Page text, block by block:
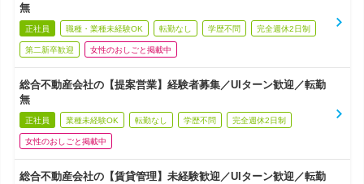
無
正社員 職種・業種未経験OK 転勤なし 学歴不問 完全週休2日制
第二新卒歓迎 女性のおしごと掲載中
総合不動産会社の【提案営業】経験者募集／UIターン歓迎／転勤
無
正社員 業種未経験OK 転勤なし 学歴不問 完全週休2日制
女性のおしごと掲載中
総合不動産会社の【賃貸管理】未経験歓迎／UIターン歓迎／転勤